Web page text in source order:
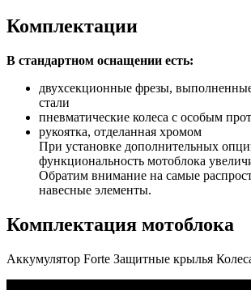
Комплектации
В стандартном оснащении есть:
двухсекционные фрезы,
стали
пневматические колеса с особым
рукоятка, отделанная хромом
При установке дополнительных
функциональность мотоблока
Обратим внимание на самые
навесные элементы.
Комплектация мотоблока
Аккумулятор Forte Защитные крылья